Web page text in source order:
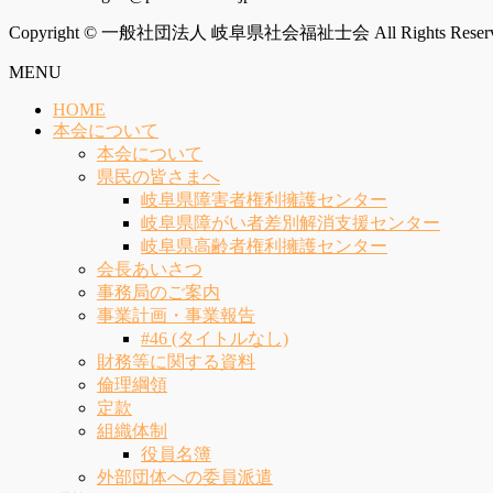
Copyright © 一般社団法人 岐阜県社会福祉士会 All Rights
MENU
HOME
本会について
本会について
県民の皆さまへ
岐阜県障害者権利擁護センター
岐阜県障がい者差別解消支援センター
岐阜県高齢者権利擁護センター
会長あいさつ
事務局のご案内
事業計画・事業報告
#46 (タイトルなし)
財務等に関する資料
倫理綱領
定款
組織体制
役員名簿
外部団体への委員派遣